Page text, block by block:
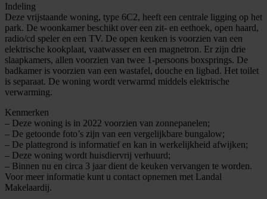
Indeling
Deze vrijstaande woning, type 6C2, heeft een centrale ligging op het
park. De woonkamer beschikt over een zit- en eethoek, open haard,
radio/cd speler en een TV. De open keuken is voorzien van een
elektrische kookplaat, vaatwasser en een magnetron. Er zijn drie
slaapkamers, allen voorzien van twee 1-persoons boxsprings. De
badkamer is voorzien van een wastafel, douche en ligbad. Het toilet
is separaat. De woning wordt verwarmd middels elektrische
verwarming.
Kenmerken
– Deze woning is in 2022 voorzien van zonnepanelen;
– De getoonde foto’s zijn van een vergelijkbare bungalow;
– De plattegrond is informatief en kan in werkelijkheid afwijken;
– Deze woning wordt huisdiervrij verhuurd;
– Binnen nu en circa 3 jaar dient de keuken vervangen te worden.
Voor meer informatie kunt u contact opnemen met Landal
Makelaardij.